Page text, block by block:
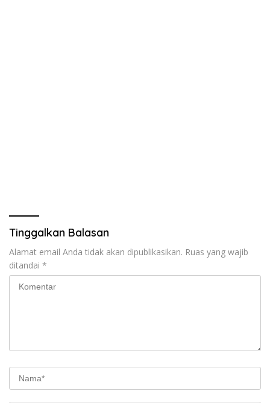
Tinggalkan Balasan
Alamat email Anda tidak akan dipublikasikan. Ruas yang wajib
ditandai *